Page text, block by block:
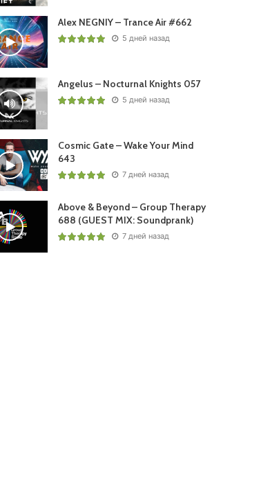
Alex NEGNIY – Trance Air #662
5 дней назад
Angelus – Nocturnal Knights 057
5 дней назад
Cosmic Gate – Wake Your Mind
643
7 дней назад
Above & Beyond – Group Therapy
688 (GUEST MIX: Soundprank)
7 дней назад